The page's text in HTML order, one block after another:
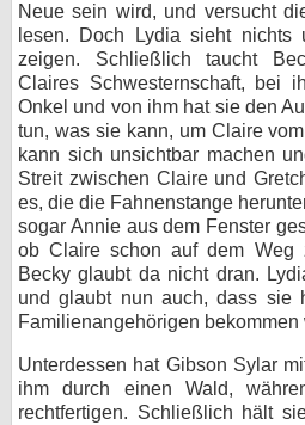
Neue sein wird, und versucht
lesen. Doch Lydia sieht
zeigen. Schließlich taucht
Claires Schwesternschaft, bei
Onkel und von ihm hat sie den
tun, was sie kann, um Claire
kann sich unsichtbar machen
Streit zwischen Claire und
es, die die Fahnenstange
sogar Annie aus dem Fenster
ob Claire schon auf dem Weg
Becky glaubt da nicht dran.
und glaubt nun auch, dass sie
Familienangehörigen bekommen
Unterdessen hat Gibson Sylar
ihm durch einen Wald,
rechtfertigen. Schließlich hält